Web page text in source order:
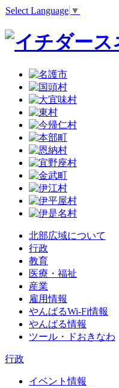
Select Language ▼
北部広域について
行政
教育
医療・福祉
産業
雇用情報
やんばるWi-Fi情報
やんばる情報
ツール・ドおきなわ
行政
イベント情報